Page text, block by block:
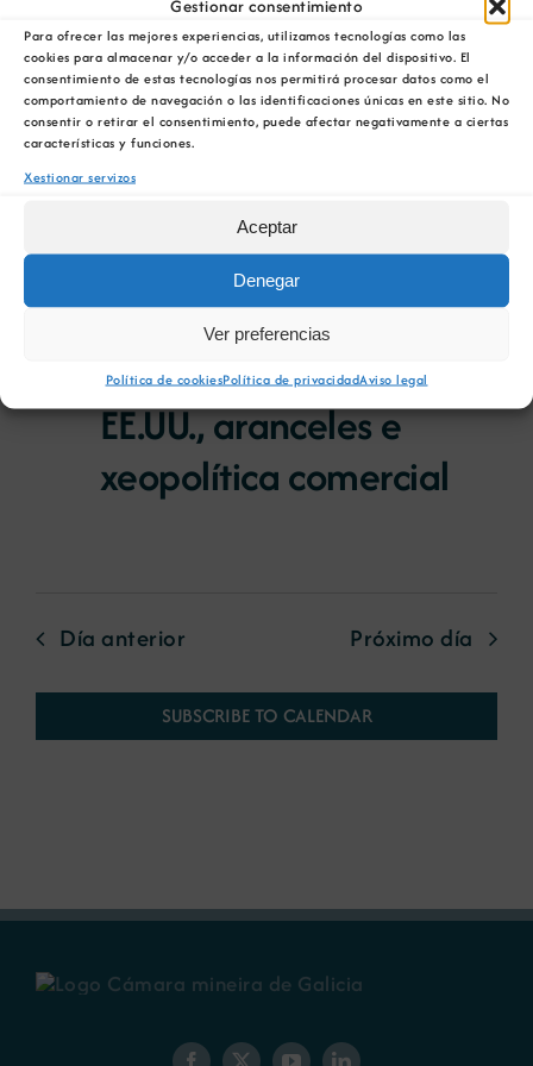
Gestionar consentimiento
Para ofrecer las mejores experiencias, utilizamos tecnologías como las
cookies para almacenar y/o acceder a la información del dispositivo. El
consentimiento de estas tecnologías nos permitirá procesar datos como el
comportamiento de navegación o las identificaciones únicas en este sitio. No
consentir o retirar el consentimiento, puede afectar negativamente a ciertas
características y funciones.
Xestionar servizos
Aceptar
Denegar
Ver preferencias
Política de cookiesPolítica de privacidadAviso legal
for
2
de
00:00
de
date.
Todo o día
Exposición ‘Tesouros da
terra’ en Ourense
17 de Xuño 00:00/2 de Xullo 23:59
EE.UU., aranceles e
xeopolítica comercial
2 de Xullo 09:00 » Hora Inicio-Fin:
09:00/10:30
Día anterior Próximo día
SUBSCRIBE TO CALENDAR